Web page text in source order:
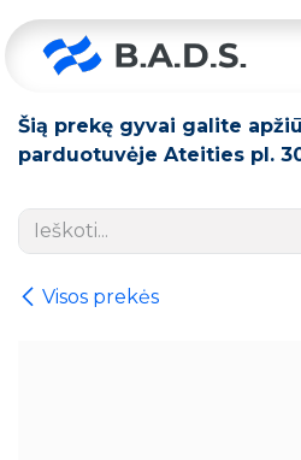
Šią prekę gyvai galite
parduotuvėje Ateities pl.
Visos prekės